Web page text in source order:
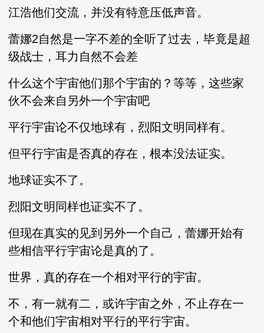
江浩他们交流，并没有特意压低声音。
蕾娜2自然是一字不差的全听了过去，毕竟是超
级战士，耳力自然不会差
什么这个宇宙他们那个宇宙的？等等，这些家
伙不会来自另外一个宇宙吧
平行宇宙论不仅地球有，烈阳文明同样有。
但平行宇宙是否真的存在，根本没法证实。
地球证实不了。
烈阳文明同样也证实不了。
但现在真实的见到另外一个自己，蕾娜开始有
些相信平行宇宙论是真的了。
世界，真的存在一个相对平行的宇宙。
不，有一就有二，或许宇宙之外，不止存在一
个和他们宇宙相对平行的平行宇宙。